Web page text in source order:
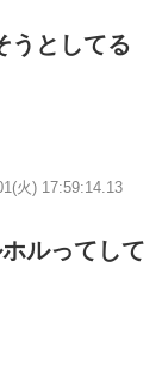
うとしてる
火) 17:59:14.13
ルってして